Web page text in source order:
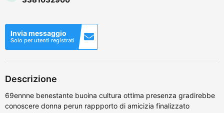
Invia messaggio
Solo per utenti registrati
Descrizione
69ennne benestante buoina cultura ottima presenza gradirebbe
conoscere donna perun rappporto di amicizia finalizzato